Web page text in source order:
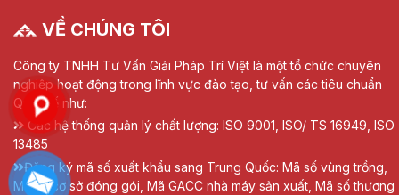
VỀ CHÚNG TÔI
Công ty TNHH Tư Vấn Giải Pháp Trí Việt là một tổ chức chuyên
nghiệp hoạt động trong lĩnh vực đào tạo, tư vấn các tiêu chuẩn
Quốc tế như:
Các hệ thống quản lý chất lượng: ISO 9001, ISO/ TS 16949, ISO
13485
Đăng ký mã số xuất khẩu sang Trung Quốc: Mã số vùng trồng,
Mã số cơ sở đóng gói, Mã GACC nhà máy sản xuất, Mã số thương